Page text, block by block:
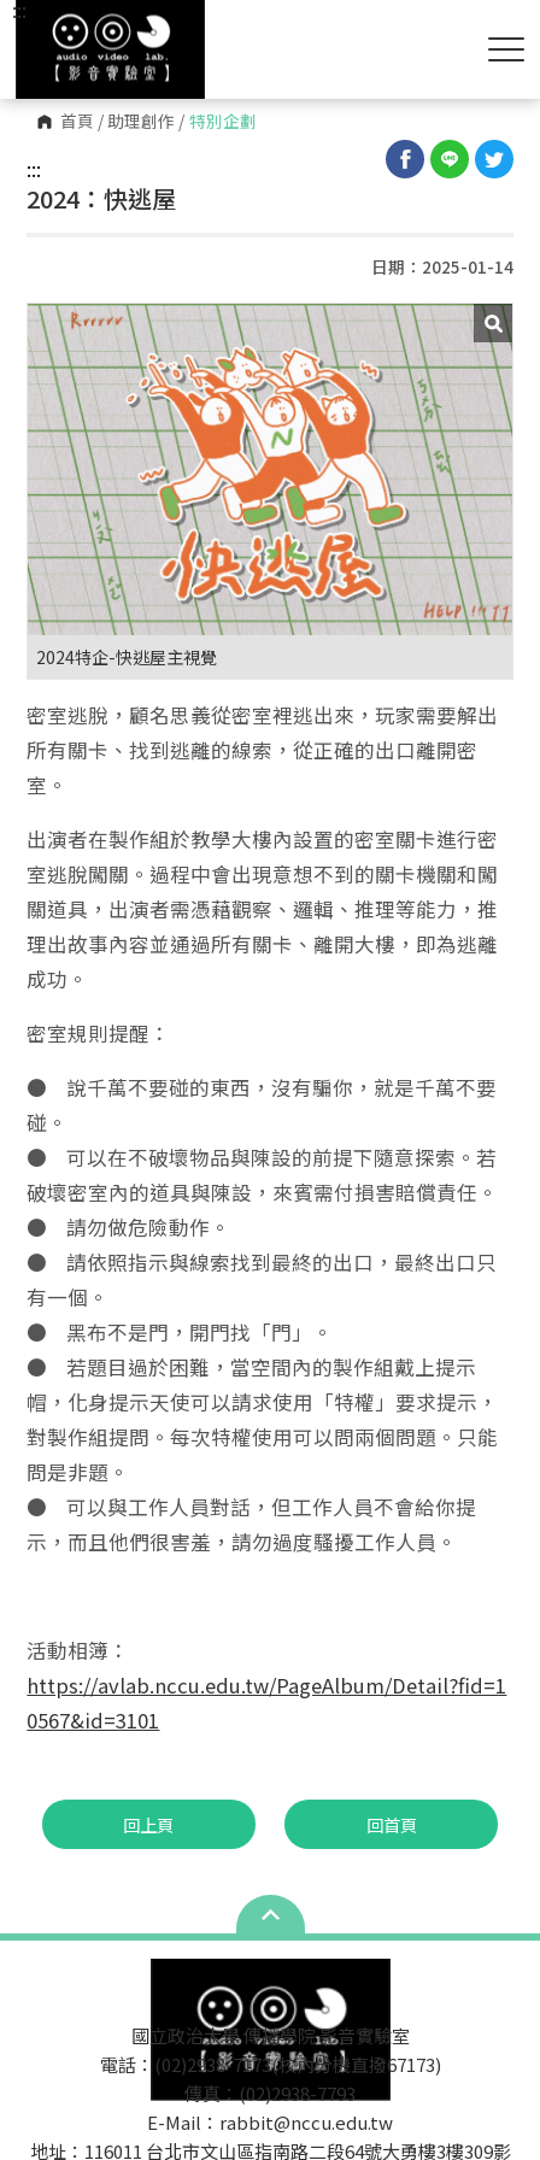
首頁 /助理創作 / 特別企劃
:::
:::
2024：快逃屋
日期：2025-01-14
2024特企-快逃屋主視覺
密室逃脫，顧名思義從密室裡逃出來，玩家需要解出
所有關卡、找到逃離的線索，從正確的出口離開密
室。
出演者在製作組於教學大樓內設置的密室關卡進行密
室逃脫闖關。過程中會出現意想不到的關卡機關和闖
關道具，出演者需憑藉觀察、邏輯、推理等能力，推
理出故事內容並通過所有關卡、離開大樓，即為逃離
成功。
密室規則提醒：
● 說千萬不要碰的東西，沒有騙你，就是千萬不要
碰。
● 可以在不破壞物品與陳設的前提下隨意探索。若
破壞密室內的道具與陳設，來賓需付損害賠償責任。
● 請勿做危險動作。
● 請依照指示與線索找到最終的出口，最終出口只
有一個。
● 黑布不是門，開門找「門」。
● 若題目過於困難，當空間內的製作組戴上提示
帽，化身提示天使可以請求使用「特權」要求提示，
對製作組提問。每次特權使用可以問兩個問題。只能
問是非題。
● 可以與工作人員對話，但工作人員不會給你提
示，而且他們很害羞，請勿過度騷擾工作人員。
活動相簿：
https://avlab.nccu.edu.tw/PageAlbum/Detail?fid=1
0567&id=3101
回上頁 回首頁
國立政治大學 傳播學院 影音實驗室
電話：(02)2938-7173(校內分機直撥67173)
傳真：(02)2938-7793
E-Mail：rabbit@nccu.edu.tw
地址：116011 台北市文山區指南路二段64號大勇樓3樓309影